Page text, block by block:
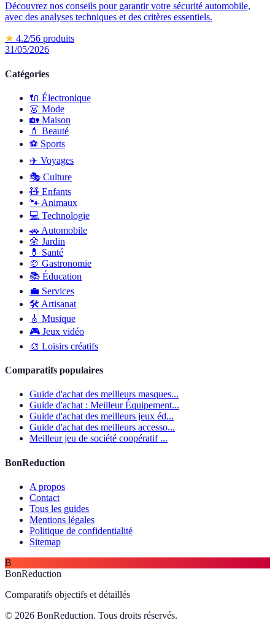
Découvrez nos conseils pour garantir votre sécurité automobile,
avec des analyses techniques et des critères essentiels.
★ 4.2/56 produits
31/05/2026
Catégories
🔌 Électronique
👗 Mode
🏡 Maison
💄 Beauté
⚽️ Sports
✈️ Voyages
🎭 Culture
🧸 Enfants
🐾 Animaux
💻 Technologie
🚗 Automobile
🌼 Jardin
💊
Santé
🍲 Gastronomie
📚 Éducation
💼 Services
🛠 Artisanat
🎸 Musique
🎮 Jeux vidéo
🎨 Loisirs créatifs
Comparatifs populaires
Guide d'achat des meilleurs masques...
Guide d'achat : Meilleur Équipement...
Guide d'achat des meilleurs jeux éd...
Guide d'achat des meilleurs accesso...
Meilleur jeu de société coopératif ...
BonReduction
A propos
Contact
Tous les guides
Mentions légales
Politique de confidentialité
Sitemap
B
BonReduction
Comparatifs objectifs et détaillés
© 2026 BonReduction. Tous droits réservés.